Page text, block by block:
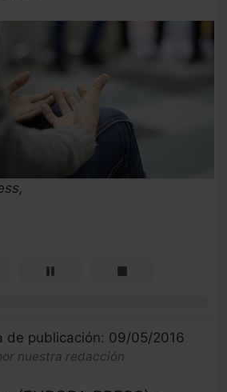
de publicación: 09/05/2016
nuestra redacción